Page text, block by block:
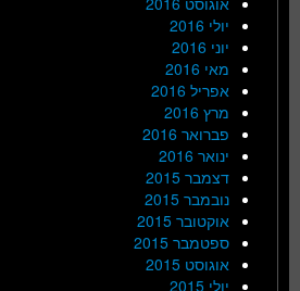
יולי 2016
יוני 2016
מאי 2016
אפריל 2016
מרץ 2016
פברואר 2016
ינואר 2016
דצמבר 2015
נובמבר 2015
אוקטובר 2015
ספטמבר 2015
אוגוסט 2015
יולי 2015